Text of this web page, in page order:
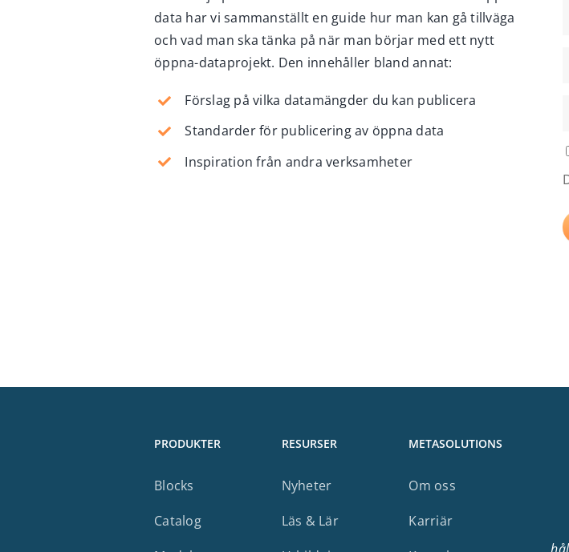
data har vi sammanställt en guide hur man kan gå tillväga
och vad man ska tänka på när man börjar med ett nytt
öppna-dataprojekt. Den innehåller bland annat:
Förslag på vilka datamängder du kan publicera
Standarder för publicering av öppna data
Inspiration från andra verksamheter
PRODUKTER
Blocks
Catalog
RESURSER
Nyheter
Läs & Lär
METASOLUTIONS
Om oss
Karriär